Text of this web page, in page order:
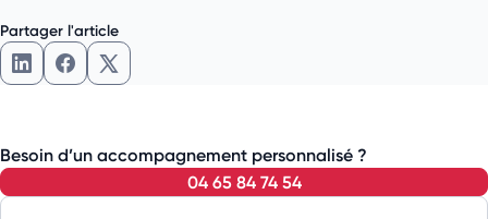
Partager l'article
Partager l'article sur LinkedIn
Partager l'article sur Facebook
Partager l'article sur X
Besoin d’un accompagnement personnalisé ?
04 65 84 74 54